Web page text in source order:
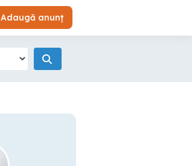
Adaugă anunț